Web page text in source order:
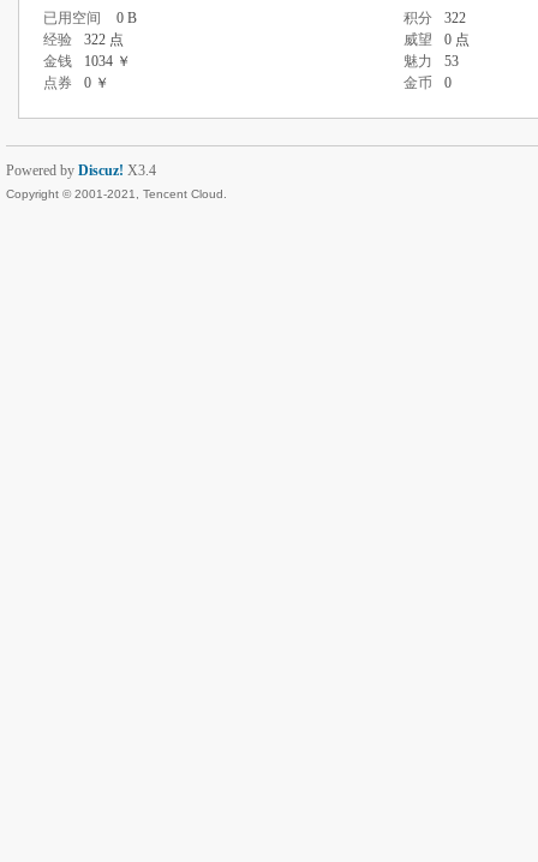
已用空间
0 B 积分
322
经验
322 点 威望
0 点
金钱
1034 ￥ 魅力
53
点券
0 ￥ 金币 0
Powered by Discuz! X3.4
Copyright © 2001-2021, Tencent Cloud.